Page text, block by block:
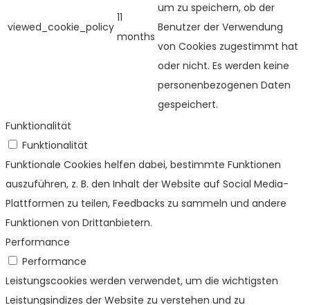
viewed_cookie_policy
11
months
um zu speichern, ob der
Benutzer der Verwendung
von Cookies zugestimmt hat
oder nicht. Es werden keine
personenbezogenen Daten
gespeichert.
Funktionalität
Funktionalität
Funktionale Cookies helfen dabei, bestimmte Funktionen
auszuführen, z. B. den Inhalt der Website auf Social Media-
Plattformen zu teilen, Feedbacks zu sammeln und andere
Funktionen von Drittanbietern.
Performance
Performance
Leistungscookies werden verwendet, um die wichtigsten
Leistungsindizes der Website zu verstehen und zu